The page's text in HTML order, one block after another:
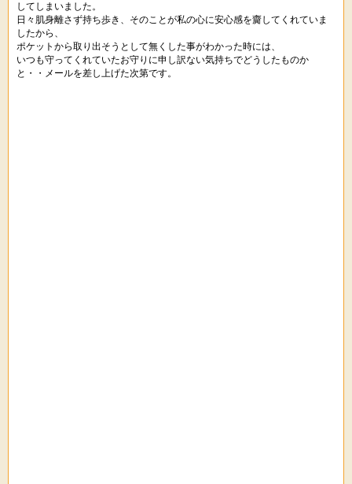
してしまいました。
日々肌身離さず持ち歩き、そのことが私の心に安心感を齎してくれていま
したから、
ポケットから取り出そうとして無くした事がわかった時には、
いつも守ってくれていたお守りに申し訳ない気持ちでどうしたものか
と・・メールを差し上げた次第です。